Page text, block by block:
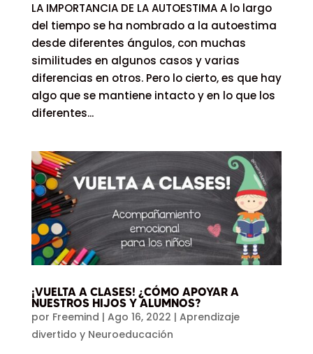
LA IMPORTANCIA DE LA AUTOESTIMA A lo largo
del tiempo se ha nombrado a la autoestima
desde diferentes ángulos, con muchas
similitudes en algunos casos y varias
diferencias en otros. Pero lo cierto, es que hay
algo que se mantiene intacto y en lo que los
diferentes...
¡VUELTA A CLASES! ¿CÓMO APOYAR A
NUESTROS HIJOS Y ALUMNOS?
por Freemind | Ago 16, 2022 | Aprendizaje
divertido y Neuroeducación